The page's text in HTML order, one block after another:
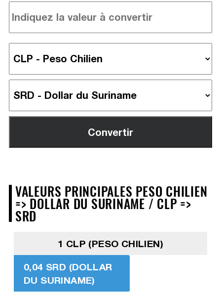
VALEURS PRINCIPALES PESO CHILIEN
=> DOLLAR DU SURINAME / CLP =>
SRD
1 CLP (PESO CHILIEN)
0,04 SRD (DOLLAR
DU SURINAME)